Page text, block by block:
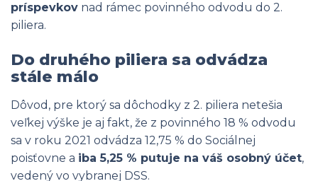
príspevkov nad rámec povinného odvodu do 2.
piliera.
Do druhého piliera sa odvádza
stále málo
Dôvod, pre ktorý sa dôchodky z 2. piliera netešia
veľkej výške je aj fakt, že z povinného 18 % odvodu
sa v roku 2021 odvádza 12,75 % do Sociálnej
poisťovne a iba 5,25 % putuje na váš osobný účet,
vedený vo vybranej DSS.